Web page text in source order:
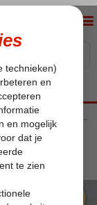
Park by Servatur